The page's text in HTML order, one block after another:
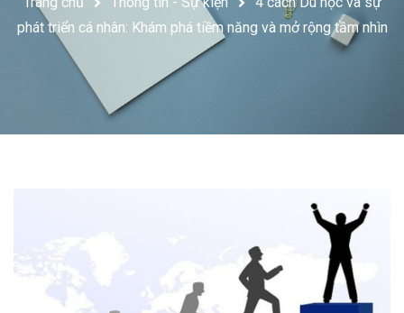
phát triển cá nhân: Khám phá tiềm năng và mở rộng tầm nhìn